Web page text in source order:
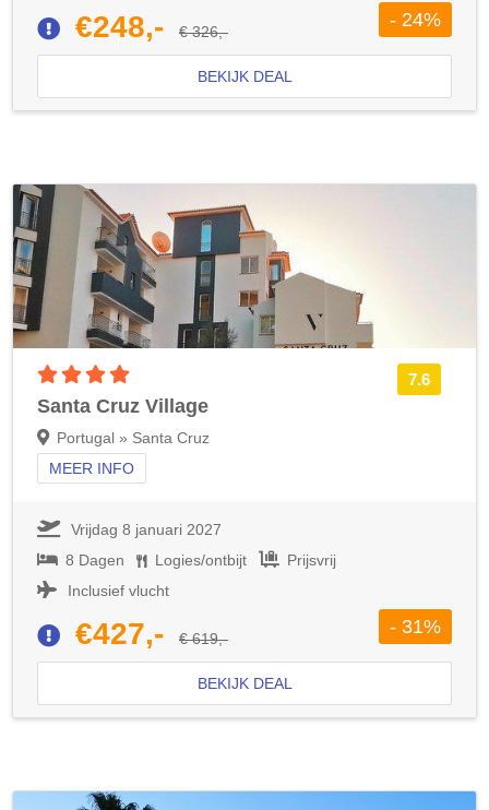
€248,- € 326,-
- 24%
BEKIJK DEAL
7.6
Santa Cruz Village
Portugal » Santa Cruz
MEER INFO
Vrijdag 8 januari 2027
8 Dagen
Logies/ontbijt
Prijsvrij
Inclusief vlucht
€427,- € 619,-
- 31%
BEKIJK DEAL